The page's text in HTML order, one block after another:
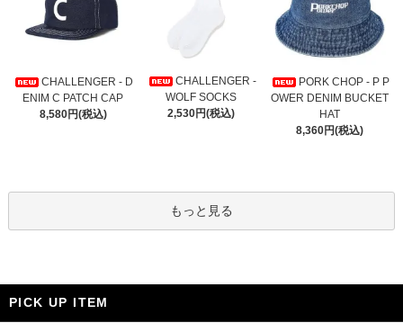
CHALLENGER - D
ENIM C PATCH CAP
8,580円(税込)
CHALLENGER -
WOLF SOCKS
2,530円(税込)
PORK CHOP - P P
OWER DENIM BUCKET
HAT
8,360円(税込)
もっと見る
PICK UP ITEM